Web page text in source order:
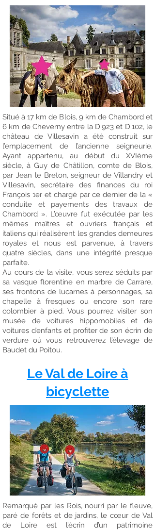
Situé à 17 km de Blois, 9 km de Chambord et
6 km de Cheverny entre la D.923 et D.102, le
château de Villesavin a été construit sur
l’emplacement de l’ancienne seigneurie.
Ayant appartenu, au début du XVIème
siècle, à Guy de Châtillon, comte de Blois,
par Jean le Breton, seigneur de Villandry et
Villesavin, secrétaire des finances du roi
François 1er et chargé par ce dernier de la «
conduite et payements des travaux de
Chambord ». L’œuvre fut exécutée par les
mêmes maîtres et ouvriers français et
italiens qui réalisèrent les grandes demeures
royales et nous est parvenue, à travers
quatre siècles, dans une intégrité presque
parfaite.
Au cours de la visite, vous serez séduits par
sa vasque florentine en marbre de Carrare,
ses frontons de lucarnes à personnages, sa
chapelle à fresques ou encore son rare
colombier à pied. Vous pourrez visiter son
musée de voitures hippomobiles et de
voitures d’enfants et profiter de son écrin de
verdure où vous retrouverez l’élevage de
Baudet du Poitou.
Le Val de Loire à
bicyclette
Remarqué par les Rois, nourri par le fleuve,
paré de forêts et de jardins, le cœur de Val
de Loire est l’écrin d’un patrimoine